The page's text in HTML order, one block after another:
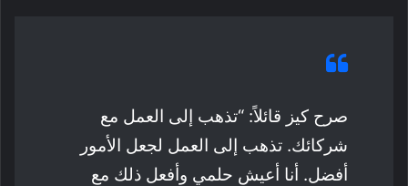
صرح كيز قائلاً: “تذهب إلى العمل مع
شركائك. تذهب إلى العمل لجعل الأمور
أفضل. أنا أعيش حلمي وأفعل ذلك مع